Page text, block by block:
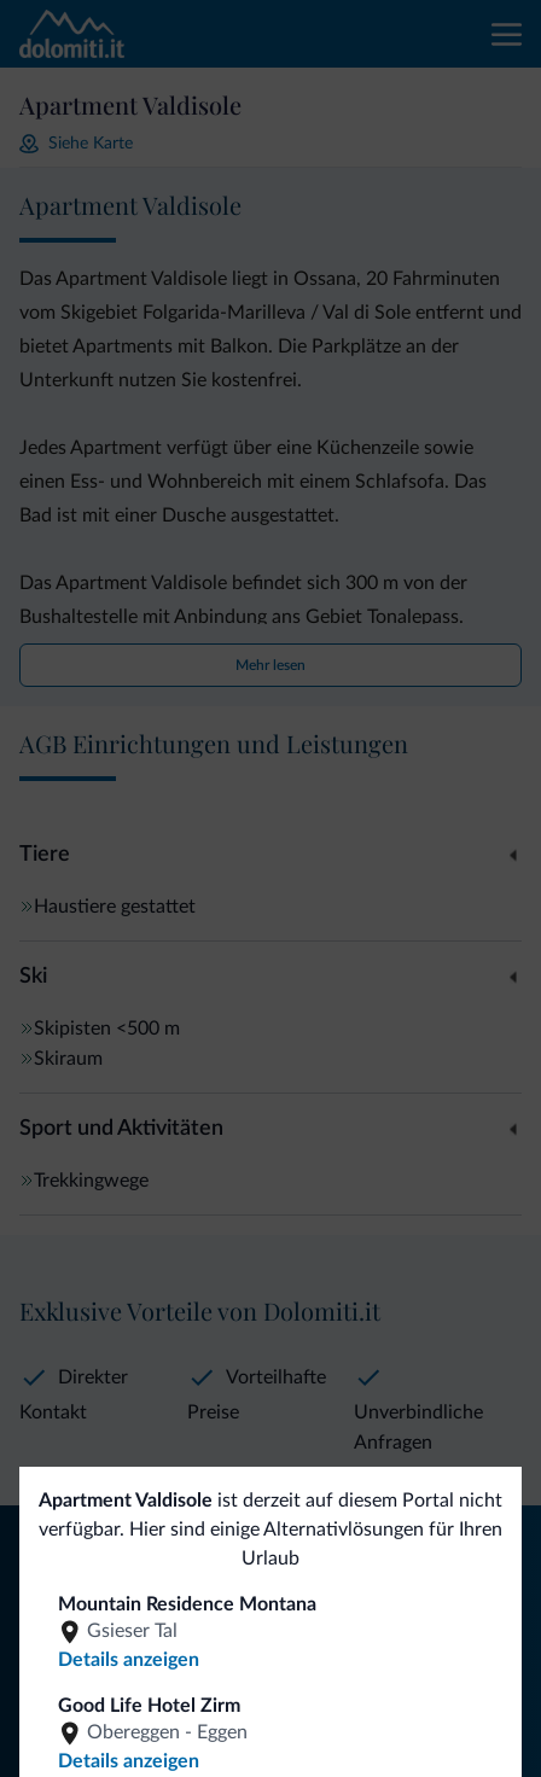
Apartment Valdisole
Siehe Karte
Apartment Valdisole
Das Apartment Valdisole liegt in Ossana, 20 Fahrminuten
vom Skigebiet Folgarida-Marilleva / Val di Sole entfernt und
bietet Apartments mit Balkon. Die Parkplätze an der
Unterkunft nutzen Sie kostenfrei.
Jedes Apartment verfügt über eine Küchenzeile sowie
einen Ess- und Wohnbereich mit einem Schlafsofa. Das
Bad ist mit einer Dusche ausgestattet.
Das Apartment Valdisole befindet sich 300 m von der
Bushaltestelle mit Anbindung ans Gebiet Tonalepass.
Mehr lesen
AGB Einrichtungen und Leistungen
Tiere
Haustiere gestattet
Ski
Skipisten <500 m
Skiraum
Sport und Aktivitäten
Trekkingwege
Apartment Valdisole ist derzeit auf diesem Portal nicht
verfügbar. Hier sind einige Alternativlösungen für Ihren
Urlaub
Mountain Residence Montana
Gsieser Tal
Details anzeigen
Good Life Hotel Zirm
Obereggen - Eggen
Details anzeigen
Exklusive Vorteile von Dolomiti.it
Direkter
Kontakt
Vorteilhafte
Preise
Unverbindliche
Anfragen
Tipps aus den Dolomiten
Sie erhalten Informationen, exklusive Angebote und
Neuigkeiten für Ihren Urlaub in den Dolomiten.
NEWSLETTER ABONNIEREN